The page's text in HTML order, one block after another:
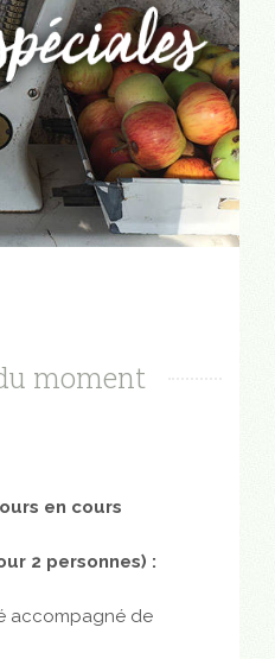
moment
en cours
2 personnes) :
accompagné de